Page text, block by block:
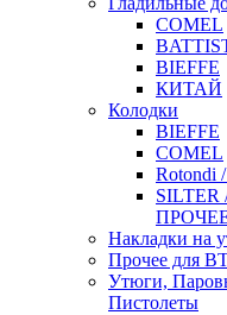
COMEL
BIEFFE
КИТАЙ
Колодки
BIEFFE
COMEL
Rotondi
SILTER
Накладки на
Прочее для
Утюги,
Пистолеты